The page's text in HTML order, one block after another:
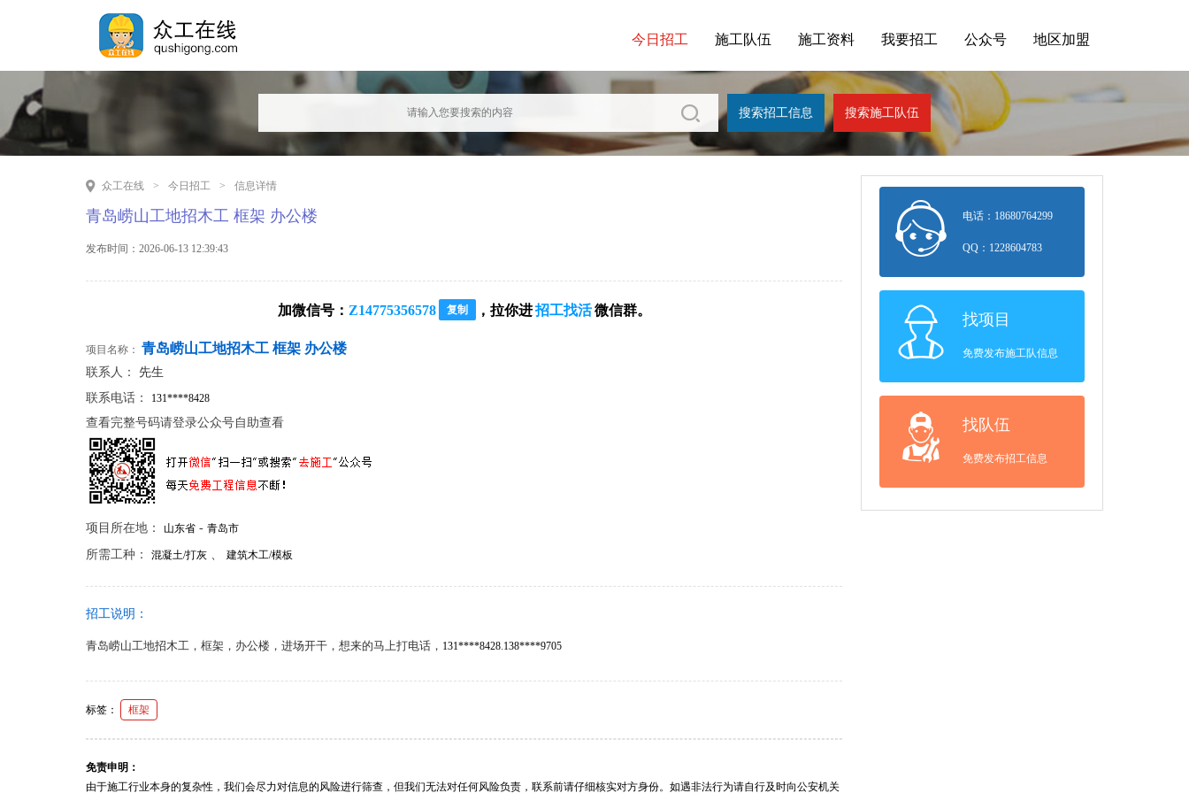
今日招工 施工队伍 施工资料 我要招工 公众号 地区加盟
众工在线 > 今日招工 > 信息详情
青岛崂山工地招木工 框架 办公楼
发布时间：2026-06-13 12:39:43
加微信号： Z14775356578 复制 ，拉你进 招工找活 微信群。
项目名称： 青岛崂山工地招木工 框架 办公楼
联系人： 先生
联系电话：
131****8428
查看完整号码请登录公众号自助查看
项目所在地： 山东省 - 青岛市
所需工种： 混凝土/打灰 、 建筑木工/模板
招工说明：
青岛崂山工地招木工，框架，办公楼，进场开干，想来的马上打电话， 131****8428.138****9705
标签： 框架
免责申明：
由于施工行业本身的复杂性，我们会尽力对信息的风险进行筛查，但我们无法对任何风险负责，联系前请仔细核实对方身份。如遇非法行为请自行及时向公安机关
电话：18680764299
QQ：1228604783
找项目
免费发布施工队信息
找队伍
免费发布招工信息